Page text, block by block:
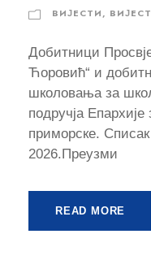
ВИЈЕСТИ,
Добитници
Ћоровић“ и
школовања за
подручја
приморске.
2026.Преузми
READ MORE